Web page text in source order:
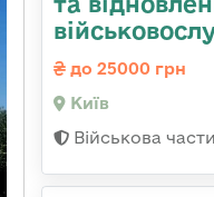
до 25000 грн
Київ
Військова